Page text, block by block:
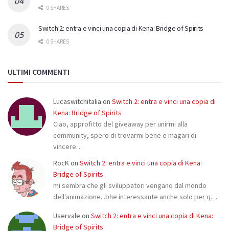
0 SHARES
Switch 2: entra e vinci una copia di Kena: Bridge of Spirits
0 SHARES
ULTIMI COMMENTI
Lucaswitchitalia on Switch 2: entra e vinci una copia di
Kena: Bridge of Spirits
Ciao, approfitto del giveaway per unirmi alla
community, spero di trovarmi bene e magari di
vincere…
RocKon Switch 2: entra e vinci una copia di Kena:
Bridge of Spirits
mi sembra che gli sviluppatori vengano dal mondo
dell'animazione...bhe interessante anche solo per q…
Uservale on Switch 2: entra e vinci una copia di Kena:
Bridge of Spirits